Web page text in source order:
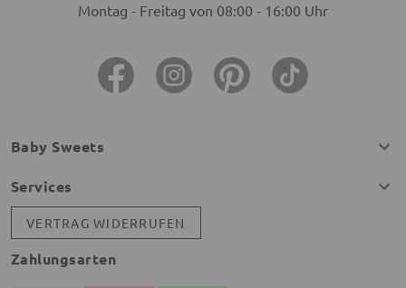
Montag - Freitag von 08:00 - 16:00 Uhr
Baby Sweets
Services
VERTRAG WIDERRUFEN
Zahlungsarten